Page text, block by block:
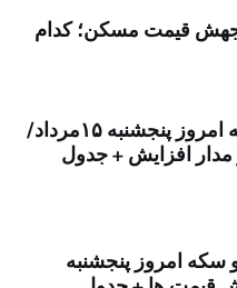
جهش قیمت مسکن؛ کدام
قیمت طلا و سکه امروز پنجشنبه ۱۵مرداد/
مدار افزایش + جدول
سکه امروز پنجشنبه